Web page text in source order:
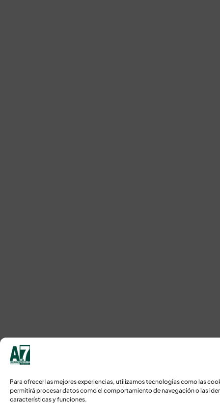
Para ofrecer las mejores experiencias, utilizamos tecnologías como las
permitirá procesar datos como el comportamiento de navegación o las
características y funciones.